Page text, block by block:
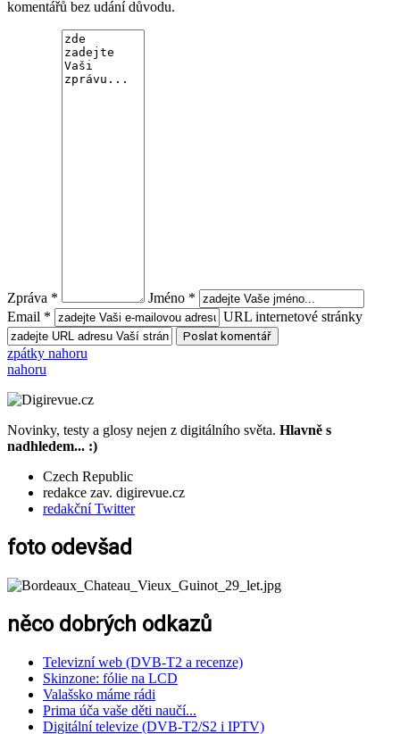
komentářů bez udání důvodu.
Zpráva *
Jméno *
Email *
URL internetové stránky
zpátky nahoru
nahoru
Novinky, testy a glosy nejen z digitálního světa. Hlavně s
nadhledem... :)
Czech Republic
redakce zav. digirevue.cz
redakční Twitter
foto odevšad
něco dobrých odkazů
Televizní web (DVB-T2 a recenze)
Skinzone: fólie na LCD
Valašsko máme rádi
Prima úča vaše děti naučí...
Digitální televize (DVB-T2/S2 i IPTV)